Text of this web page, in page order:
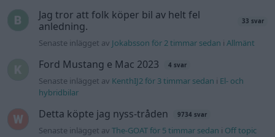
Jag tror att folk köper bil av helt fel
anledning.
33 svar
Senaste inlägget av Jokabsson för 2 timmar sedan iAllmänt
Ford Mustang e Mac 2023 4 svar
Senaste inlägget av KenthIJ2 för 3 timmar sedan i El- och
hybridbilar
Detta köpte jag nyss-tråden 9734 svar
Senaste inlägget avThe-GOAT för 5 timmar sedan i Off topic